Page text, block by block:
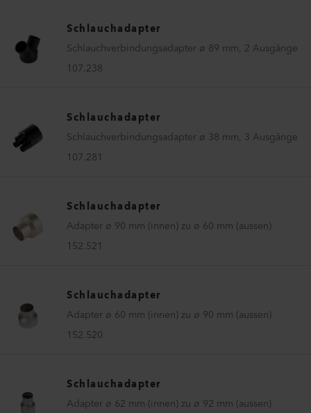
Schlauchadapter
Schlauchverbindungsadapter ø 89 mm, 2 Ausgänge
107.238
Schlauchadapter
Schlauchverbindungsadapter ø 38 mm, 3 Ausgänge
107.281
Schlauchadapter
Adapter ø 90 mm (innen) zu ø 60 mm (aussen)
152.521
Schlauchadapter
Adapter ø 60 mm (innen) zu ø 90 mm (aussen)
152.520
Schlauchadapter
Adapter ø 62 mm (innen) zu ø 92 mm (aussen)